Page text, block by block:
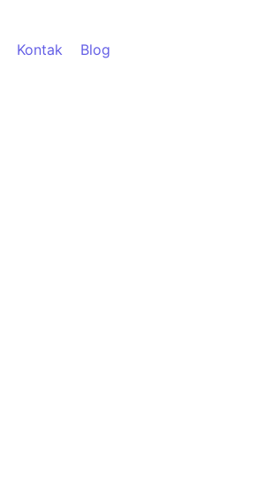
Kontak Blog